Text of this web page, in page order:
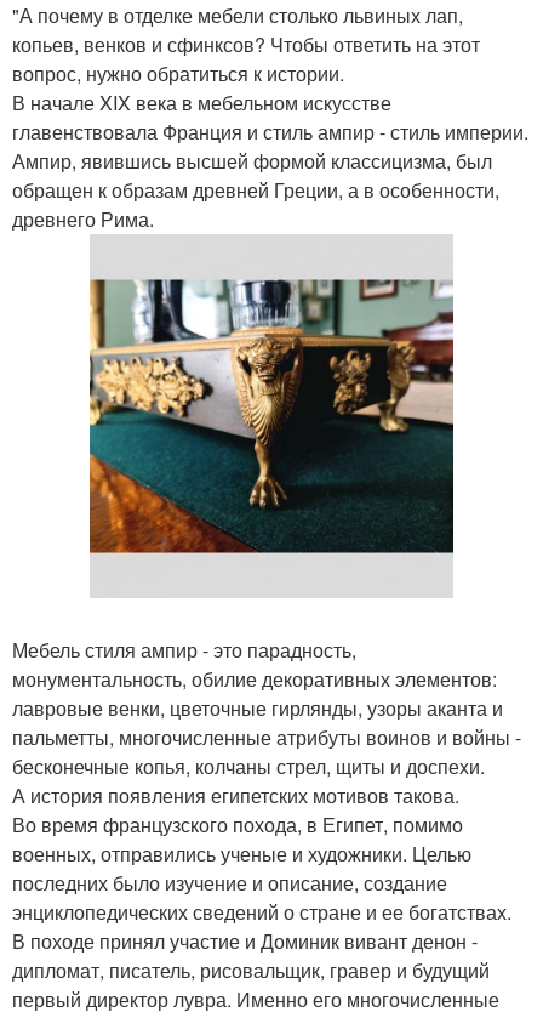
"А почему в отделке мебели столько львиных лап,
копьев, венков и сфинксов? Чтобы ответить на этот
вопрос, нужно обратиться к истории.
В начале XIX века в мебельном искусстве
главенствовала Франция и стиль ампир - стиль империи.
Ампир, явившись высшей формой классицизма, был
обращен к образам древней Греции, а в особенности,
древнего Рима.
Мебель стиля ампир - это парадность,
монументальность, обилие декоративных элементов:
лавровые венки, цветочные гирлянды, узоры аканта и
пальметты, многочисленные атрибуты воинов и войны -
бесконечные копья, колчаны стрел, щиты и доспехи.
А история появления египетских мотивов такова.
Во время французского похода, в Египет, помимо
военных, отправились ученые и художники. Целью
последних было изучение и описание, создание
энциклопедических сведений о стране и ее богатствах.
В походе принял участие и Доминик вивант денон -
дипломат, писатель, рисовальщик, гравер и будущий
первый директор лувра. Именно его многочисленные